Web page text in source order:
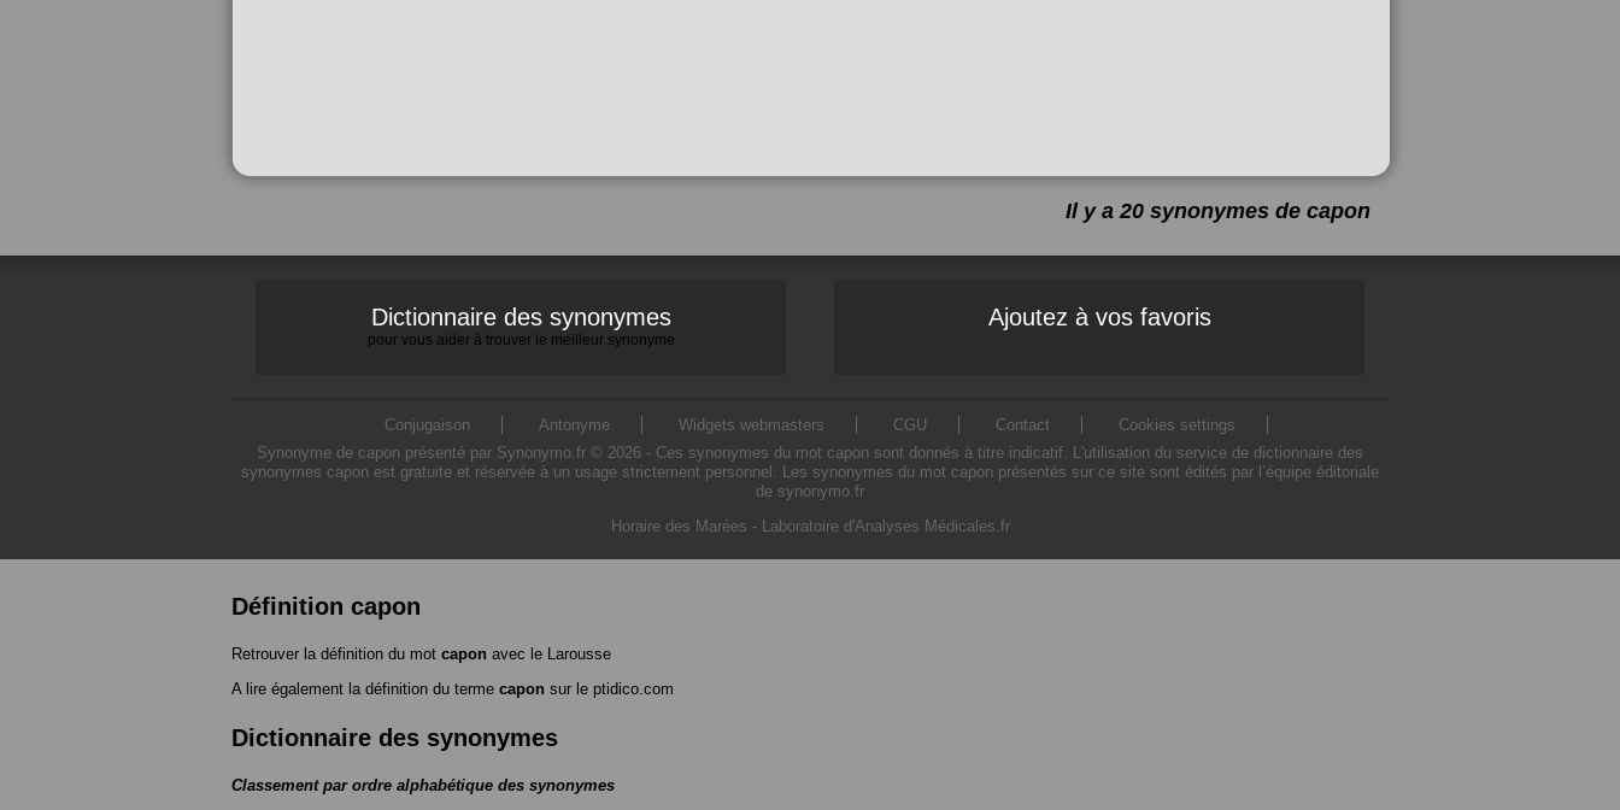
Il y a 20 synonymes de capon
Dictionnaire des synonymes
pour vous aider à trouver le meilleur synonyme
Ajoutez à vos favoris
Conjugaison Antonyme Widgets webmasters CGU Contact
Cookies settings
Synonyme de capon présenté par Synonymo.fr © 2026 - Ces synonymes du mot capon sont donnés à titre indicatif. L'utilisation du service de dictionnaire des
synonymes capon est gratuite et réservée à un usage strictement personnel. Les synonymes du mot capon présentés sur ce site sont édités par l’équipe éditoriale
de synonymo.fr
Horaire des Marées - Laboratoire d'Analyses Médicales.fr
Définition capon
Retrouver la définition du mot capon avec le Larousse
A lire également la définition du terme capon sur le ptidico.com
Dictionnaire des synonymes
Classement par ordre alphabétique des synonymes